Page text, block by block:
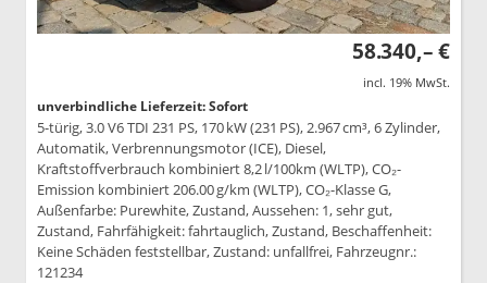
58.340,– €
incl. 19% MwSt.
unverbindliche Lieferzeit: Sofort
5-türig, 3.0 V6 TDI 231 PS, 170 kW (231 PS), 2.967 cm³, 6 Zylinder,
Automatik, Verbrennungsmotor (ICE), Diesel,
Kraftstoffverbrauch kombiniert 8,2 l/100km (WLTP), CO₂-
Emission kombiniert 206.00 g/km (WLTP), CO₂-Klasse G,
Außenfarbe: Purewhite, Zustand, Aussehen: 1, sehr gut,
Zustand, Fahrfähigkeit: fahrtauglich, Zustand, Beschaffenheit:
Keine Schäden feststellbar, Zustand: unfallfrei, Fahrzeugnr.:
121234